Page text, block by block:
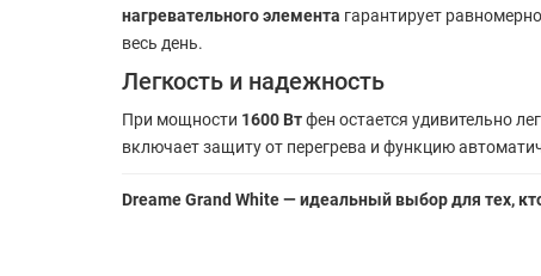
нагревательного элемента гарантирует
весь день.
Легкость и надежность
При мощности 1600 Втфен остается удивительно
включает защиту от перегрева и функцию
Dreame Grand White — идеальный выбор для тех,